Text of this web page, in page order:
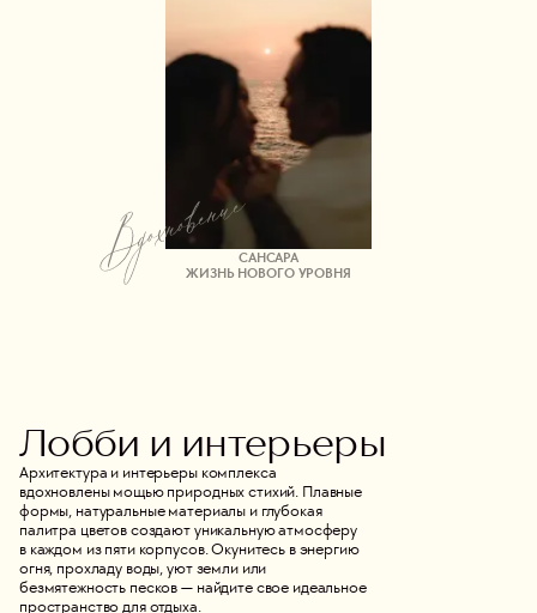
САНСАРА
ЖИЗНЬ НОВОГО УРОВНЯ
Лобби и интерьеры
Архитектура и интерьеры комплекса
вдохновлены мощью природных стихий. Плавные
формы, натуральные материалы и глубокая
палитра цветов создают уникальную атмосферу
в каждом из пяти корпусов. Окунитесь в энергию
огня, прохладу воды, уют земли или
безмятежность песков — найдите свое идеальное
пространство для отдыха.